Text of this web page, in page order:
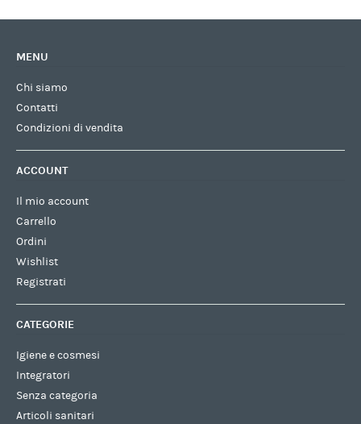
MENU
Chi siamo
Contatti
Condizioni di vendita
ACCOUNT
Il mio account
Carrello
Ordini
Wishlist
Registrati
CATEGORIE
Igiene e cosmesi
Integratori
Senza categoria
Articoli sanitari